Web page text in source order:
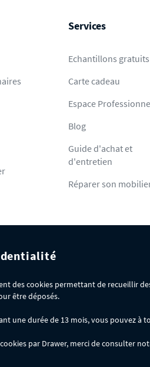
Services
Echantillons gratuits
Carte cadeau
Espace
Blog
Guide d'achat et
d'entretien
Réparer son
Protection des données
d'achat, avec le code BIKINI30
d'achat, avec le code BIKINI100
des cookies permettant de recueillir
être déposés.
une durée de 13 mois, vous pouvez
par Drawer, merci de consulter